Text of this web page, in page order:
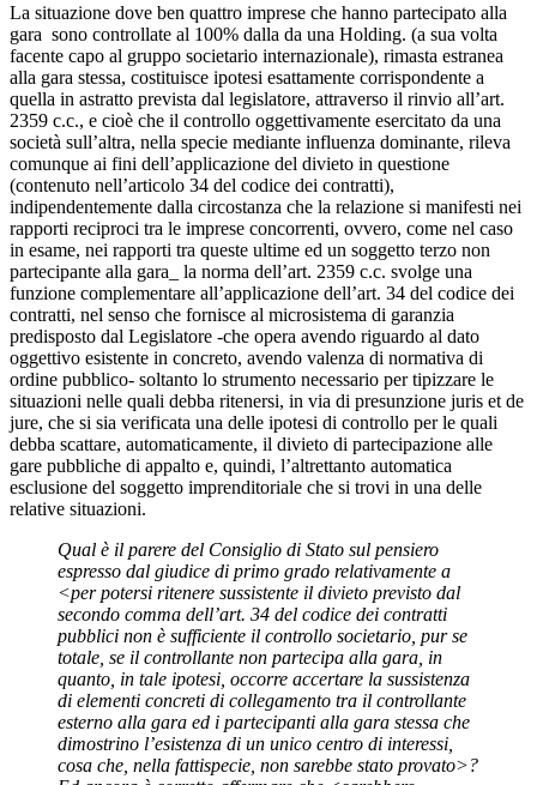
La situazione dove ben quattro imprese che hanno partecipato alla
gara sono controllate al 100% dalla da una Holding. (a sua volta
facente capo al gruppo societario internazionale), rimasta estranea
alla gara stessa, costituisce ipotesi esattamente corrispondente a
quella in astratto prevista dal legislatore, attraverso il rinvio all’art.
2359 c.c., e cioè che il controllo oggettivamente esercitato da una
società sull’altra, nella specie mediante influenza dominante, rileva
comunque ai fini dell’applicazione del divieto in questione
(contenuto nell’articolo 34 del codice dei contratti),
indipendentemente dalla circostanza che la relazione si manifesti nei
rapporti reciproci tra le imprese concorrenti, ovvero, come nel caso
in esame, nei rapporti tra queste ultime ed un soggetto terzo non
partecipante alla gara_ la norma dell’art. 2359 c.c. svolge una
funzione complementare all’applicazione dell’art. 34 del codice dei
contratti, nel senso che fornisce al microsistema di garanzia
predisposto dal Legislatore -che opera avendo riguardo al dato
oggettivo esistente in concreto, avendo valenza di normativa di
ordine pubblico- soltanto lo strumento necessario per tipizzare le
situazioni nelle quali debba ritenersi, in via di presunzione juris et de
jure, che si sia verificata una delle ipotesi di controllo per le quali
debba scattare, automaticamente, il divieto di partecipazione alle
gare pubbliche di appalto e, quindi, l’altrettanto automatica
esclusione del soggetto imprenditoriale che si trovi in una delle
relative situazioni.
Qual è il parere del Consiglio di Stato sul pensiero
espresso dal giudice di primo grado relativamente a
<per potersi ritenere sussistente il divieto previsto dal
secondo comma dell’art. 34 del codice dei contratti
pubblici non è sufficiente il controllo societario, pur se
totale, se il controllante non partecipa alla gara, in
quanto, in tale ipotesi, occorre accertare la sussistenza
di elementi concreti di collegamento tra il controllante
esterno alla gara ed i partecipanti alla gara stessa che
dimostrino l’esistenza di un unico centro di interessi,
cosa che, nella fattispecie, non sarebbe stato provato>?